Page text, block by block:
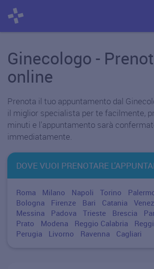
Ginecologo -
online
Prenota il tuo appuntamento dal
il miglior specialista per te facilmente,
minuti e l'appuntamento sarà
immediatamente.
DOVE VUOI PRENOTARE
Roma Milano Napoli Torino
Bologna
Firenze Bari Catania
Messina
Padova Trieste Brescia
Prato
Modena Reggio Calabria
Perugia
Livorno Ravenna Cagliari